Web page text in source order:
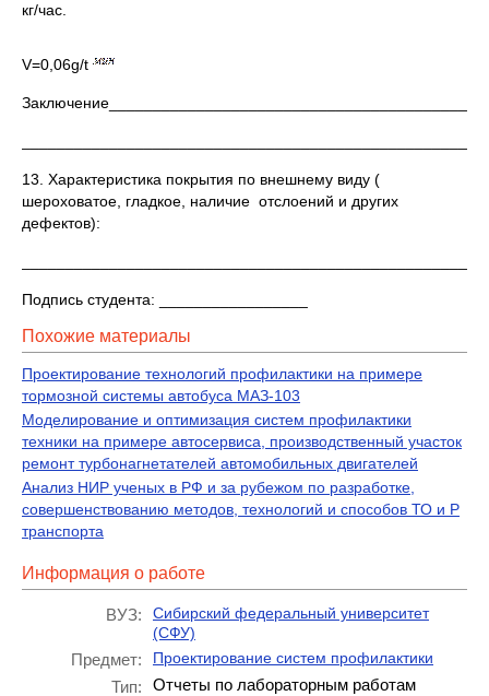
кг/час.
V=0,06g/t
13. Характеристика покрытия по внешнему виду (
шероховатое, гладкое, наличие отслоений и других
дефектов):
Подпись студента: _________________
Похожие материалы
Проектирование технологий профилактики на примере
тормозной системы автобуса МАЗ-103
Моделирование и оптимизация систем профилактики
техники на примере автосервиса, производственный участок
ремонт турбонагнетателей автомобильных двигателей
Анализ НИР ученых в РФ и за рубежом по разработке,
совершенствованию методов, технологий и способов ТО и Р
транспорта
Информация о работе
ВУЗ:
Сибирский федеральный университет
(СФУ)
Предмет: Проектирование систем профилактики
Тип: Отчеты по лабораторным работам